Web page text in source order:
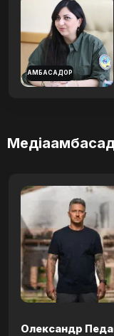
АМБАСАДОР
Олександр